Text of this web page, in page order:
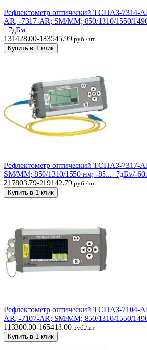
Рефлектометр оптический ТОПАЗ-7314-
AR, -7317-AR; SM/MM; 850/1310/1550/
+7дБм
131428.00-183545.99 руб./шт
Купить в 1 клик
Рефлектометр оптический ТОПАЗ-7317-
SM/MM; 850/1310/1550 нм; -85...+7дБм/-
217803.79-219142.79 руб./шт
Купить в 1 клик
Рефлектометр оптический ТОПАЗ-7104-
AR, -7107-AR; SM/MM; 850/1310/1550/
113300.00-165418.00 руб./шт
Купить в 1 клик